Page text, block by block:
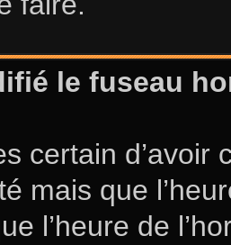
le fuseau
certain
mais que
l’heure de